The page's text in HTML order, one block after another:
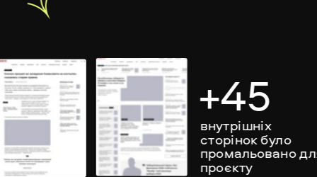
+45
внутрішніх
сторінок було
промальовано
проєкту